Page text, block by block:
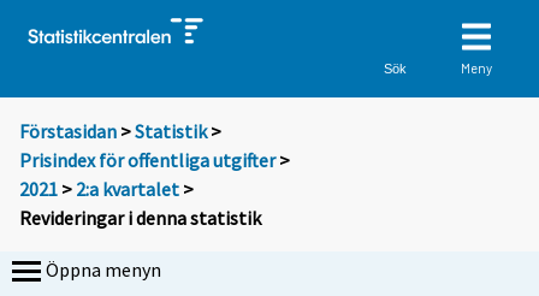
Sök Meny
Förstasidan >Statistik >
Prisindex för offentliga utgifter>
2021 > 2:a kvartalet >
Revideringar i denna statistik
Öppna menyn